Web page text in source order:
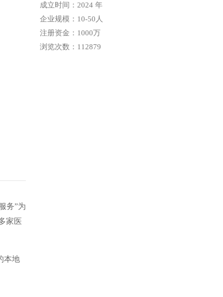
成立时间：2024 年
企业规模：10-50人
注册资金：1000万
浏览次数：112879
务”为
家医
本地